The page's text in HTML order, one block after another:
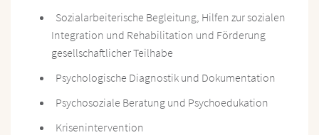
Sozialarbeiterische Begleitung, Hilfen zur sozialen
Integration und Rehabilitation und Förderung
gesellschaftlicher Teilhabe
Psychologische Diagnostik und Dokumentation
Psychosoziale Beratung und Psychoedukation
Krisenintervention